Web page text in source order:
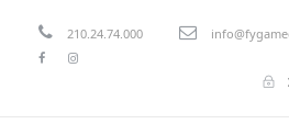
210.24.74.000